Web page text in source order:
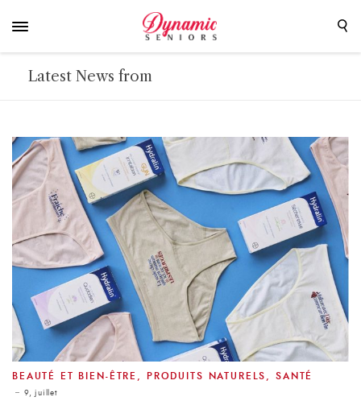
Latest News from
BEAUTÉ ET BIEN-ÊTRE PRODUITS NATURELS ,SANTÉ
9, juillet